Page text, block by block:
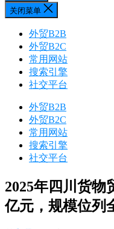
关闭菜单
外贸B2B
外贸B2C
常用网站
搜索引擎
社交平台
外贸B2B
外贸B2C
常用网站
搜索引擎
社交平台
2025年四川货物
亿元，规模位列